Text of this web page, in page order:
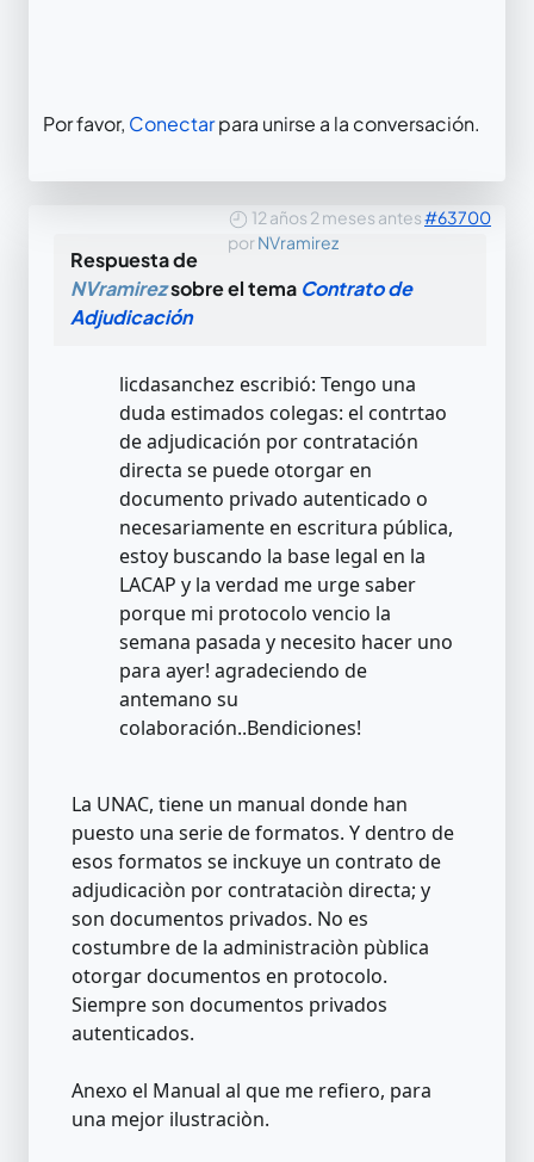
Por favor, Conectarpara unirse a la conversación.
12 años 2 meses antes#63700
porNVramirez
Respuesta de
NVramirezsobre el tema Contrato de
Adjudicación
licdasanchez escribió: Tengo una
duda estimados colegas: el contrtao
de adjudicación por contratación
directa se puede otorgar en
documento privado autenticado o
necesariamente en escritura pública,
estoy buscando la base legal en la
LACAP y la verdad me urge saber
porque mi protocolo vencio la
semana pasada y necesito hacer uno
para ayer! agradeciendo de
antemano su
colaboración..Bendiciones!
La UNAC, tiene un manual donde han
puesto una serie de formatos. Y dentro de
esos formatos se inckuye un contrato de
adjudicaciòn por contrataciòn directa; y
son documentos privados. No es
costumbre de la administraciòn pùblica
otorgar documentos en protocolo.
Siempre son documentos privados
autenticados.
Anexo el Manual al que me refiero, para
una mejor ilustraciòn.